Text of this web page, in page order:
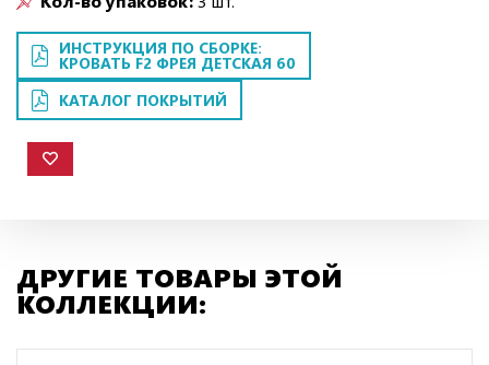
ИНСТРУКЦИЯ ПО СБОРКЕ:
КРОВАТЬ F2 ФРЕЯ ДЕТСКАЯ 60
КАТАЛОГ ПОКРЫТИЙ
ДРУГИЕ ТОВАРЫ ЭТОЙ
КОЛЛЕКЦИИ: